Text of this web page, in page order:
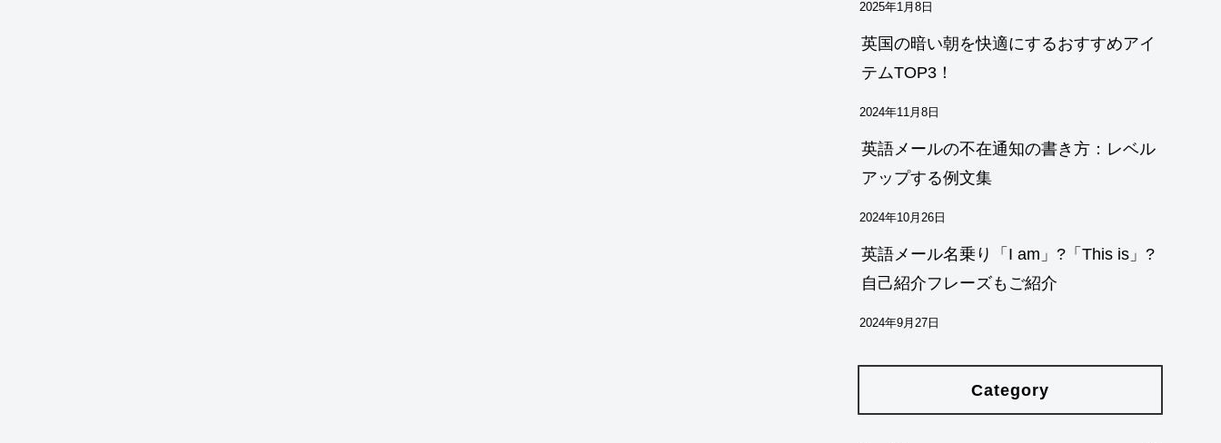
2025年1月8日
英国の暗い朝を快適にするおすすめアイ
テムTOP3！
2024年11月8日
英語メールの不在通知の書き方：レベル
アップする例文集
2024年10月26日
英語メール名乗り「I am」?「This is」?
自己紹介フレーズもご紹介
2024年9月27日
Category